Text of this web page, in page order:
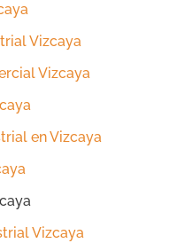
Vizcaya
Vizcaya
en Vizcaya
Vizcaya